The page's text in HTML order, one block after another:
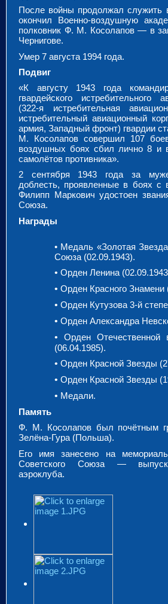
После войны продолжал
окончил Военно-воздушную
полковник Ф. М. Косолапов — в
Чернигове.
Умер 7 августа 1994 года.
Подвиг
«К августу 1943 года
гвардейского истребительного
(322-я истребительная
истребительный авиационный
армия, Западный фронт) гвардии
М. Косолапов совершил 107
воздушных боях сбил лично 8 и
самолётов противника».
2 сентября 1943 года за
доблесть, проявленные в боях с
Филипп Маркович удостоен
Союза.
Награды
• Медаль «Золотая
Союза (02.09.1943).
• Орден Ленина
• Орден Красного Знамени
• Орден Кутузова 3-й
• Орден Александра
• Орден Отечественной
(06.04.1985).
• Орден Красной Звезды
• Орден Красной Звезды
• Медали.
Память
Ф. М. Косолапов был почётным
Зелёна-Гура (Польша).
Его имя занесено на
Советского Союза —
аэроклуба.